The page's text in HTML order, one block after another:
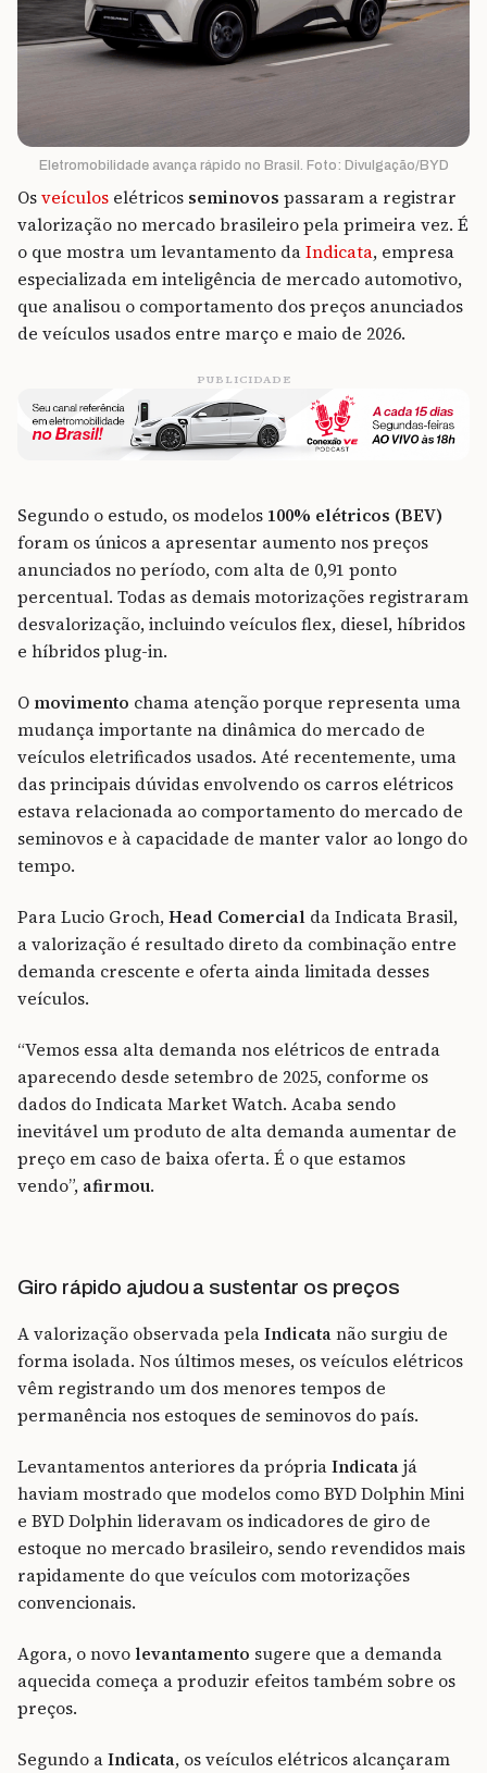
Eletromobilidade avança rápido no Brasil. Foto: Divulgação/BYD
Osveículos elétricos seminovos passaram a registrar
valorização no mercado brasileiro pela primeira vez. É
o que mostra um levantamento daIndicata, empresa
especializada em inteligência de mercado automotivo,
que analisou o comportamento dos preços anunciados
de veículos usados entre março e maio de 2026.
PUBLICIDADE
Segundo o estudo, os modelos 100% elétricos (BEV)
foram os únicos a apresentar aumento nos preços
anunciados no período, com alta de 0,91 ponto
percentual. Todas as demais motorizações registraram
desvalorização, incluindo veículos flex, diesel, híbridos
e híbridos plug-in.
O movimento chama atenção porque representa uma
mudança importante na dinâmica do mercado de
veículos eletrificados usados. Até recentemente, uma
das principais dúvidas envolvendo os carros elétricos
estava relacionada ao comportamento do mercado de
seminovos e à capacidade de manter valor ao longo do
tempo.
Para Lucio Groch,Head Comercial da Indicata Brasil,
a valorização é resultado direto da combinação entre
demanda crescente e oferta ainda limitada desses
veículos.
“Vemos essa alta demanda nos elétricos de entrada
aparecendo desde setembro de 2025, conforme os
dados do Indicata Market Watch. Acaba sendo
inevitável um produto de alta demanda aumentar de
preço em caso de baixa oferta. É o que estamos
vendo”, afirmou.
Giro rápido ajudou a sustentar os preços
A valorização observada pelaIndicatanão surgiu de
forma isolada. Nos últimos meses, os veículos elétricos
vêm registrando um dos menores tempos de
permanência nos estoques de seminovos do país.
Levantamentos anteriores da própriaIndicatajá
haviam mostrado que modelos como BYD Dolphin Mini
e BYD Dolphin lideravam os indicadores de giro de
estoque no mercado brasileiro, sendo revendidos mais
rapidamente do que veículos com motorizações
convencionais.
Agora, o novolevantamento sugere que a demanda
aquecida começa a produzir efeitos também sobre os
preços.
Segundo aIndicata, os veículos elétricos alcançaram